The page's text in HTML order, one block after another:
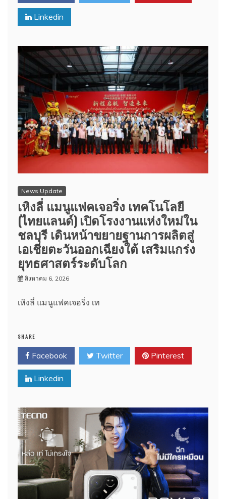
Linkedin
News Update
เหิงลี่ แมนูแฟคเจอริ่ง เทคโนโลยี
(ไทยแลนด์) เปิดโรงงานแห่งใหม่ใน
ชลบุรี เดินหน้าขยายฐานการผลิตสู่
เอเชียตะวันออกเฉียงใต้ เสริมแกร่ง
ยุทธศาสตร์ระดับโลก
สิงหาคม 6, 2026
เหิงลี่ แมนูแฟคเจอริ่ง เท
SHARE
Facebook Twitter Pinterest
Linkedin